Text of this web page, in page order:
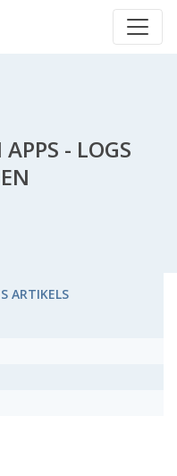
APPS - LOGS
ARTIKELS